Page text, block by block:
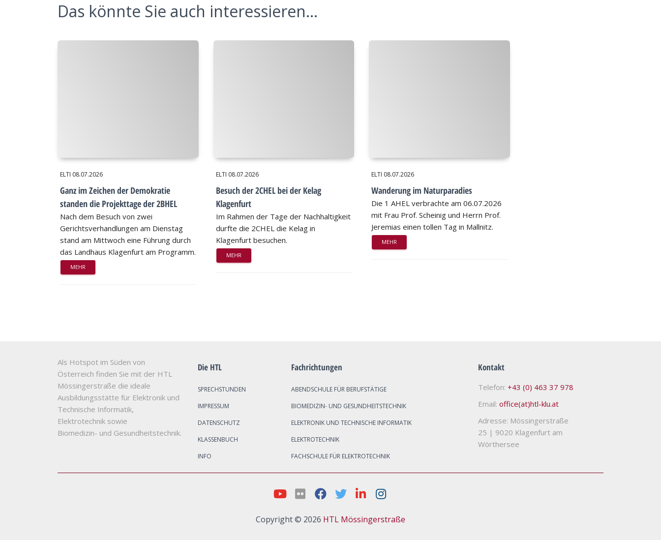
Das könnte Sie auch interessieren...
ELTI 08.07.2026
Ganz im Zeichen der Demokratie
standen die Projekttage der 2BHEL
Nach dem Besuch von zwei
Gerichtsverhandlungen am Dienstag
stand am Mittwoch eine Führung durch
das Landhaus Klagenfurt am Programm.
MEHR
ELTI 08.07.2026
Besuch der 2CHEL bei der Kelag
Klagenfurt
Im Rahmen der Tage der Nachhaltigkeit
durfte die 2CHEL die Kelag in
Klagenfurt besuchen.
MEHR
ELTI 08.07.2026
Wanderung im Naturparadies
Die 1 AHEL verbrachte am 06.07.2026
mit Frau Prof. Scheinig und Herrn Prof.
Jeremias einen tollen Tag in Mallnitz.
MEHR
Als Hotspot im Süden von
Österreich finden Sie mit der HTL
Mössingerstraße die ideale
Ausbildungsstätte für Elektronik und
Technische Informatik,
Elektrotechnik sowie
Biomedizin- und Gesundheitstechnik.
Die HTL
SPRECHSTUNDEN
IMPRESSUM
DATENSCHUTZ
KLASSENBUCH
INFO
Fachrichtungen
ABENDSCHULE FÜR BERUFSTÄTIGE
BIOMEDIZIN- UND GESUNDHEITSTECHNIK
ELEKTRONIK UND TECHNISCHE INFORMATIK
ELEKTROTECHNIK
FACHSCHULE FÜR ELEKTROTECHNIK
Kontakt
Telefon: +43 (0) 463 37 978
Email: office(at)htl-klu.at
Adresse: Mössingerstraße
25 | 9020 Klagenfurt am
Wörthersee
Copyright © 2026 HTL Mössingerstraße